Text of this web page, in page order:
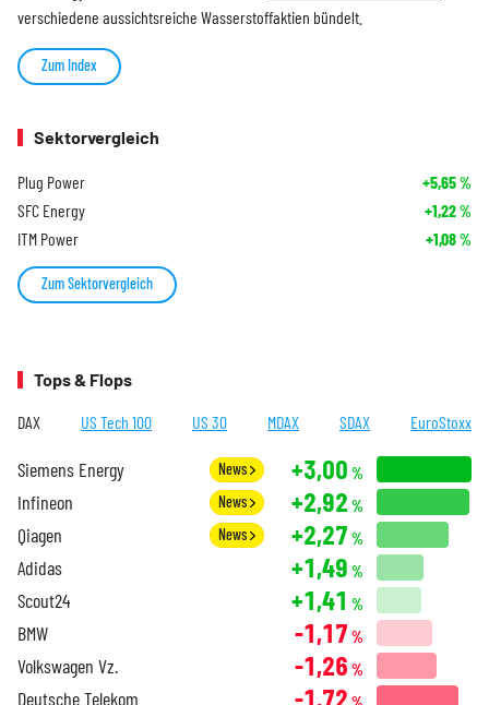
verschiedene aussichtsreiche Wasserstoffaktien bündelt.
Zum Index
Sektorvergleich
Plug Power +5,65%
SFC Energy +1,22%
ITM Power +1,08%
Zum Sektorvergleich
Tops & Flops
DAX US Tech 100 US 30 MDAX SDAX EuroStoxx
Siemens Energy News +3,00 %
Infineon News +2,92 %
Qiagen News +2,27 %
Adidas +1,49 %
Scout24 +1,41 %
BMW -1,17 %
Volkswagen Vz. -1,26 %
Deutsche Telekom -1,72